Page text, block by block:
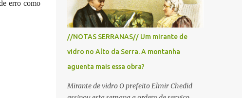
erro como
atletas de diferentes regiões do país e terá
percursos passando pelos municípios de
Serra Negra, Amparo, Monte Alegre do Sul,
Lindoia e Socorro. Para garantir a segurança
dos participantes e do público, diversos
trechos de rodovias e estradas da região
longo da prova. A largada será na Rua
//NOTAS SERRANAS// Um mirante de
vidro no Alto da Serra. A montanha
aguenta mais essa obra?
Mirante de vidro O prefeito Elmir Chedid